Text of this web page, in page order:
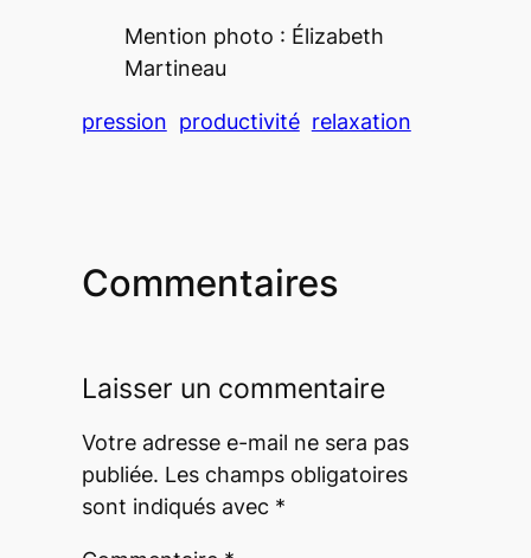
Mention photo : Élizabeth
Martineau
pression productivité relaxation
Commentaires
Laisser un commentaire
Votre adresse e-mail ne sera pas
publiée. Les champs obligatoires
sont indiqués avec *